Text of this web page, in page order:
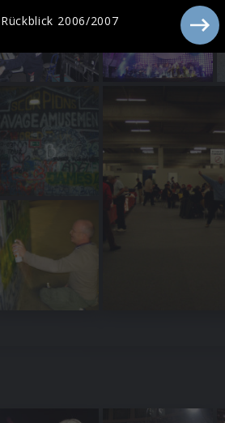
2006/2007